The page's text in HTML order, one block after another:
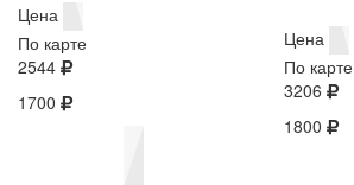
Цена
По карте
2544
1700
Цена
По карте
3206
1800